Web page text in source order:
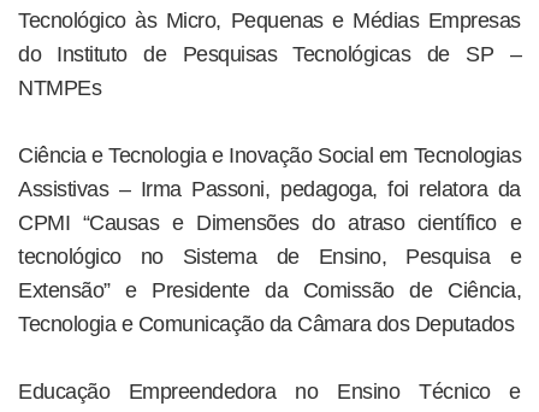
Tecnológico às Micro, Pequenas e Médias Empresas
do Instituto de Pesquisas Tecnológicas de SP –
NTMPEs
Ciência e Tecnologia e Inovação Social em Tecnologias
Assistivas – Irma Passoni, pedagoga, foi relatora da
CPMI “Causas e Dimensões do atraso científico e
tecnológico no Sistema de Ensino, Pesquisa e
Extensão” e Presidente da Comissão de Ciência,
Tecnologia e Comunicação da Câmara dos Deputados
Educação Empreendedora no Ensino Técnico e